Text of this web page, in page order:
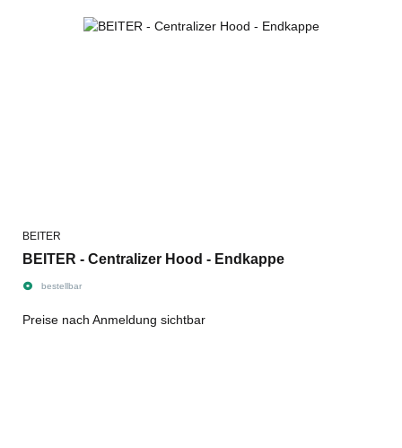
BEITER
BEITER - Centralizer Hood - Endkappe
bestellbar
Preise nach Anmeldung sichtbar